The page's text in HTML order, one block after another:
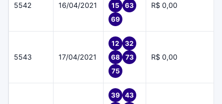
5542 16/04/2021
15
63
69
R$ 0,00
5543 17/04/2021
12
32
68
73
75
R$ 0,00
39
43